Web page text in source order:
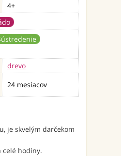
4+
drevo
24 mesiacov
je skvelým darčekom
celé hodiny.